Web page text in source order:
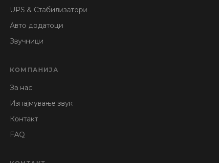
UPS & Стабилизатори
Авто додатоци
Звучници
КОМПАНИЈА
За нас
Изнајмување звук
Контакт
FAQ